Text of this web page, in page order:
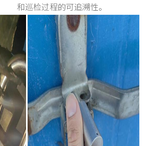
和巡检过程的可追溯性。